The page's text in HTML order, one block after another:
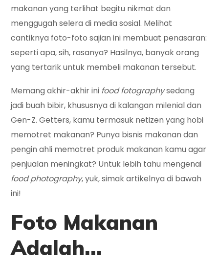
makanan yang terlihat begitu nikmat dan
menggugah selera di media sosial. Melihat
cantiknya foto-foto sajian ini membuat penasaran:
seperti apa, sih, rasanya? Hasilnya, banyak orang
yang tertarik untuk membeli makanan tersebut.
Memang akhir-akhir ini food fotographysedang
jadi buah bibir, khususnya di kalangan milenial dan
Gen-Z. Getters, kamu termasuk netizen yang hobi
memotret makanan? Punya bisnis makanan dan
pengin ahli memotret produk makanan kamu agar
penjualan meningkat? Untuk lebih tahu mengenai
food photography, yuk, simak artikelnya di bawah
ini!
Foto Makanan
Adalah…